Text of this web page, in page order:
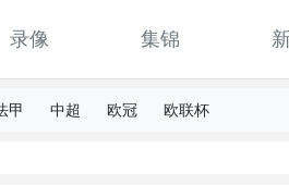
录像 集锦
甲 中超 欧冠 欧联杯